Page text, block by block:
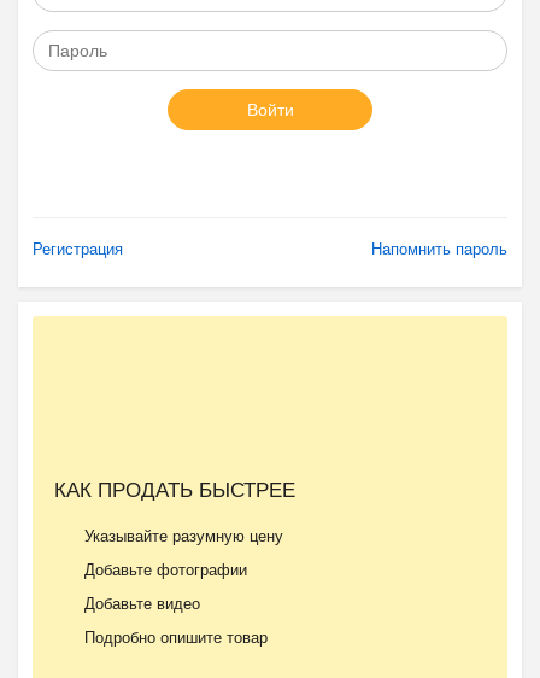
Войти
Регистрация Напомнить пароль
КАК ПРОДАТЬ БЫСТРЕЕ
Указывайте разумную цену
Добавьте фотографии
Добавьте видео
Подробно опишите товар